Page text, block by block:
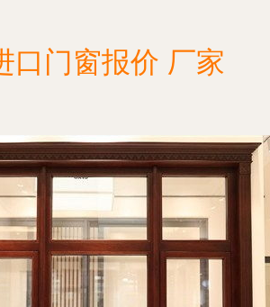
口门窗报价 厂家